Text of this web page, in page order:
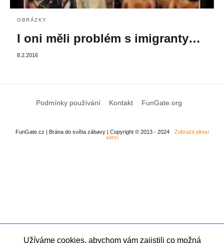
OBRÁZKY
I oni měli problém s imigranty…
8.2.2016
Podmínky používání Kontakt FunGate.org
FunGate.cz | Brána do světa zábavy | Copyright © 2013 - 2024
Zobrazit plnou
verzi
Užíváme cookies, abychom vám zajistili co možná